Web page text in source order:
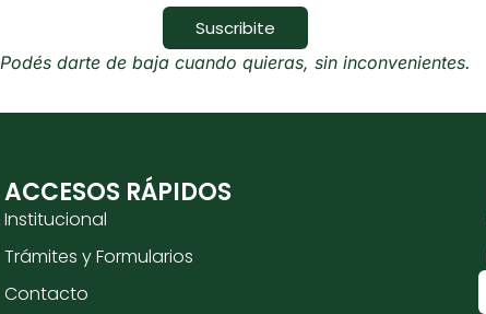
Suscribite
Podés darte de baja cuando quieras, sin inconvenientes.
ACCESOS RÁPIDOS
Institucional
Trámites y Formularios
Contacto